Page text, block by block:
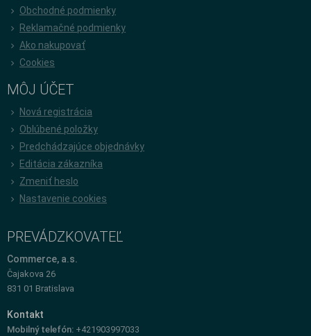
Obchodné podmienky
Reklamačné podmienky
Ako nakupovať
Cookies
MÔJ ÚČET
Nová registrácia
Oblúbené položky
Predchádzajúce objednávky
Editácia zákazníka
Zmeniť heslo
Nastavenie cookies
PREVÁDZKOVATEĽ
Commerce, a.s.
Čajakova 26
831 01 Bratislava
Kontakt
Mobilný telefón: +421903997033